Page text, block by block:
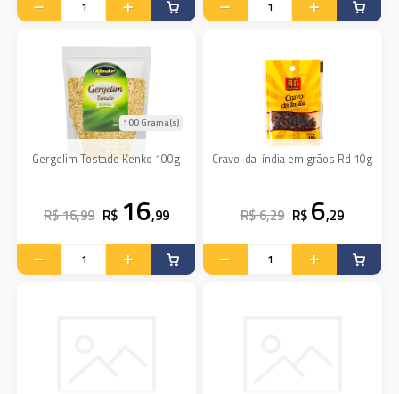
Gergelim Tostado Kenko 100g
100 Grama(s)
R$ 16,99 R$ 16,99
Cravo-da-índia em grãos Rd 10g
R$ 6,29 R$ 6,29